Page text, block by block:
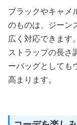
ブラックやキャメ
のものは、ジーン
広く対応できます。
ストラップの長さ
ーバッグとしても
高まります。